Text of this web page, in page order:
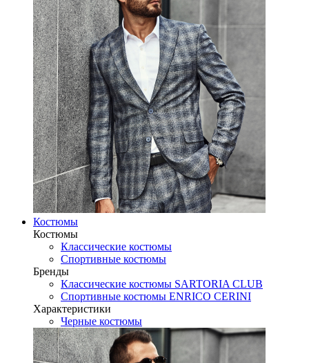
Костюмы
Костюмы
Классические костюмы
Спортивные костюмы
Бренды
Классические костюмы SARTORIA CLUB
Спортивные костюмы ENRICO CERINI
Характеристики
Черные костюмы